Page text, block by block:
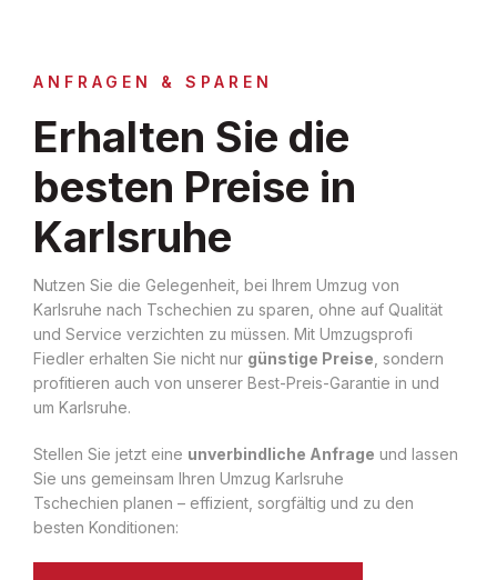
ANFRAGEN & SPAREN
Erhalten Sie die
besten Preise in
Karlsruhe
Nutzen Sie die Gelegenheit, bei Ihrem Umzug von
Karlsruhe nach Tschechien zu sparen, ohne auf Qualität
und Service verzichten zu müssen. Mit Umzugsprofi
Fiedler erhalten Sie nicht nur günstige Preise , sondern
profitieren auch von unserer Best-Preis-Garantie in und
um Karlsruhe.
Stellen Sie jetzt eine unverbindliche Anfrage und lassen
Sie uns gemeinsam Ihren Umzug Karlsruhe
Tschechien planen – effizient, sorgfältig und zu den
besten Konditionen: